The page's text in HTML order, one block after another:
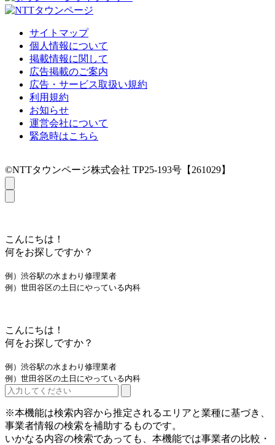
サイトマップ
個人情報について
掲載情報に関して
広告掲載のご案内
広告・サービス取扱い規約
利用規約
お知らせ
運営会社について
緊急時はこちら
©NTTタウンページ株式会社 TP25-193号【261029】
こんにちは！
何をお探しですか？
例）渋谷駅の水まわり修理業者
例）世田谷区の土日にやっている内科
こんにちは！
何をお探しですか？
例）渋谷駅の水まわり修理業者
例）世田谷区の土日にやっている内科
※本機能は検索内容から推定されるエリアと業種に基づき、
事業者情報の検索を補助するものです。
いかなる内容の検索であっても、本機能では事業者の比較・